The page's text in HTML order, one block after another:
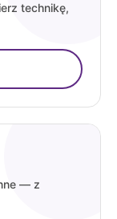
technikę,
— z